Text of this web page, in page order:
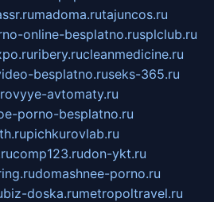
madoma.rutajuncos.ru
online-besplatno.rusplclub.ru
ribery.rucleanmedicine.ru
besplatno.ruseks-365.ru
avtomaty.ru
porno-besplatno.ru
pichkurovlab.ru
comp123.rudon-ykt.ru
domashnee-porno.ru
biz-doska.rumetropoltravel.ru